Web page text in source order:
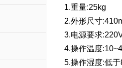
1.重量:25kg
2.外形尺寸
3.电源要求
4.操作温度
5.操作湿度:低